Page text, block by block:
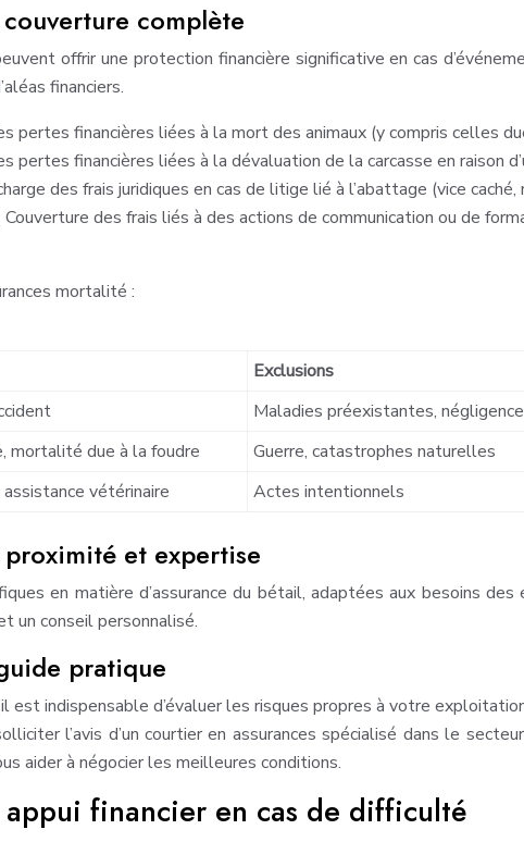
complète
offrir une protection financière significative en cas
financiers.
pertes financières liées à la mort des animaux (y compris celles
pertes financières liées à la dévaluation de la carcasse en raison
des frais juridiques en cas de litige lié à l’abattage (vice
des frais liés à des actions de communication ou de
mortalité :
Exclusions
Maladies préexistantes, négligence
mortalité due à la foudre Guerre, catastrophes naturelles
vétérinaire Actes intentionnels
et expertise
en matière d’assurance du bétail, adaptées aux besoins
un conseil personnalisé.
pratique
est indispensable d’évaluer les risques propres à votre
l’avis d’un courtier en assurances spécialisé dans le
aider à négocier les meilleures conditions.
financier en cas de difficulté